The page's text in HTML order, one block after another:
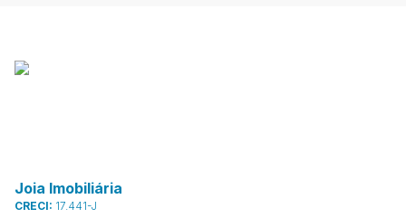
Joia Imobiliária
CRECI: 17.441-J